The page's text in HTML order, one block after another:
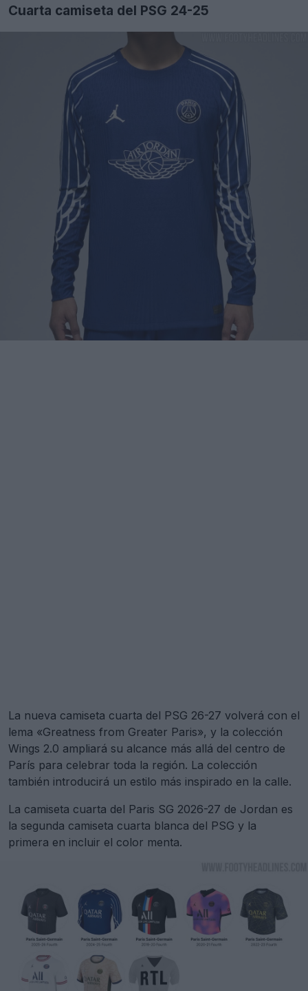
Cuarta camiseta del PSG 24-25
La nueva camiseta cuarta del PSG 26-27 volverá con el
lema «Greatness from Greater Paris», y la colección
Wings 2.0 ampliará su alcance más allá del centro de
París para celebrar toda la región. La colección
también introducirá un estilo más inspirado en la calle.
La camiseta cuarta del Paris SG 2026-27 de Jordan es
la segunda camiseta cuarta blanca del PSG y la
primera en incluir el color menta.